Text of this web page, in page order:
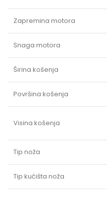
Zapremina motora
Snaga motora
Širina košenja
Površina košenja
Visina košenja
Tip noža
Tip kućišta noža